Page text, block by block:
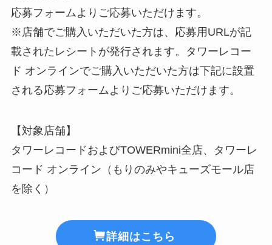
応募フォームよりご応募いただけます。
※店舗でご購入いただいた方は、応募用URLが記
載されたレシートが発行されます。タワーレコー
ド オンラインでご購入いただいた方は下記に設置
される応募フォームよりご応募いただけます。
【対象店舗】
タワーレコードおよびTOWERmini全店、タワーレ
コード オンライン（もりのみやキューズモール店
を除く）
詳細はこちら